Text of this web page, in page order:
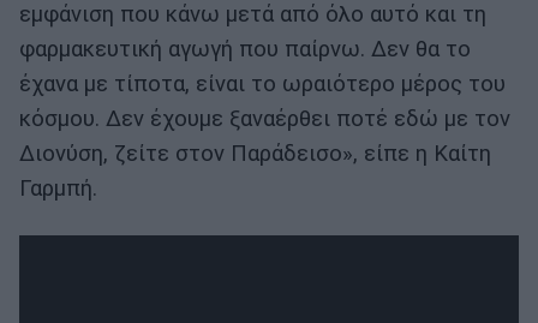
εμφάνιση που κάνω μετά από όλο αυτό και τη
φαρμακευτική αγωγή που παίρνω. Δεν θα το
έχανα με τίποτα, είναι το ωραιότερο μέρος του
κόσμου. Δεν έχουμε ξαναέρθει ποτέ εδώ με τον
Διονύση, ζείτε στον Παράδεισο», είπε η Καίτη
Γαρμπή.